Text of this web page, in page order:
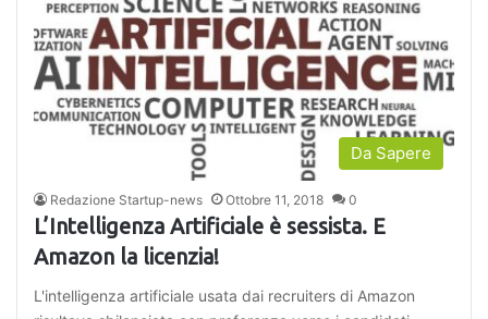
Da Sapere
Redazione Startup-news Ottobre 11, 2018 0
L’Intelligenza Artificiale è sessista. E
Amazon la licenzia!
L'intelligenza artificiale usata dai recruiters di Amazon